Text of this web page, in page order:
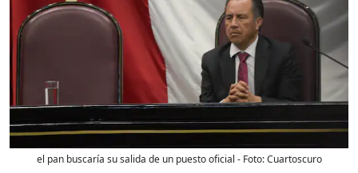
el pan buscaría su salida de un puesto oficial - Foto:Cuartoscuro